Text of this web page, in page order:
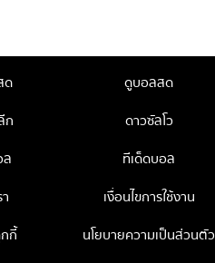
ด ดูบอลสด
ก
ดาวซัลโว
ล
ทีเด็ดบอล
เงื่อนไขการใช้งาน
กี้
นโยบายความเป็นส่วนตัว